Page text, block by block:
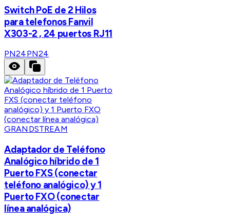
Switch PoE de 2 Hilos
para telefonos Fanvil
X303-2 , 24 puertos RJ11
PN24PN24
GRANDSTREAM
Adaptador de Teléfono
Analógico híbrido de 1
Puerto FXS (conectar
teléfono analógico) y 1
Puerto FXO (conectar
línea analógica)